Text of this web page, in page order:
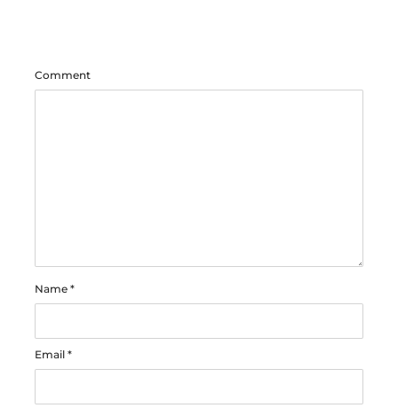
Comment
Name *
Email *